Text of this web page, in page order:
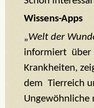
Wissens-Apps
„Welt der
informiert über
Krankheiten,
dem Tierreich
Ungewöhnliche